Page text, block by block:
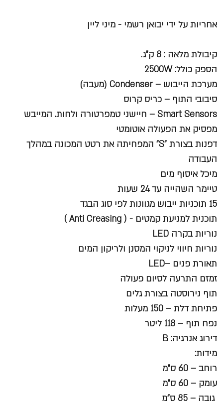
אחריות על ידי יבואן רשמי - מיני ליין
קיבולת מלאה : 8 ק"ג.
הספק כולל: 2500W
מערכת הייבוש – Condenser (מעבה)
סיבובי התוף – כריס קרוס
Smart Sensors – חיישני טמפרטורה ולחות. המייבש
מפסיק את הפעולה אוטומטי
דפנות בצורת "S" המפחיתה את רטט המכונה במהלך
העבודה
מיכל איסוף מים
טיימר השהייה עד 24 שעות
15 תוכניות ייבוש מגוונות לפי סוג הבגד
תוכנית למניעת קמטים - ( Anti Creasing )
נוריות בקרה LED
נוריות חיווי לניקוי המסנן ולריקון המים
תאורת פנים –LED
זמזם התרעה לסיום פעולה
תוף נירוסטה בצורת גלים
פתיחת דלת – 150 מעלות
נפח תוף – 118 ליטר
דירוג אנרגיה: B
מידות:
רוחב – 60 ס"מ
עומק – 60 ס"מ
גובה – 85 ס"מ